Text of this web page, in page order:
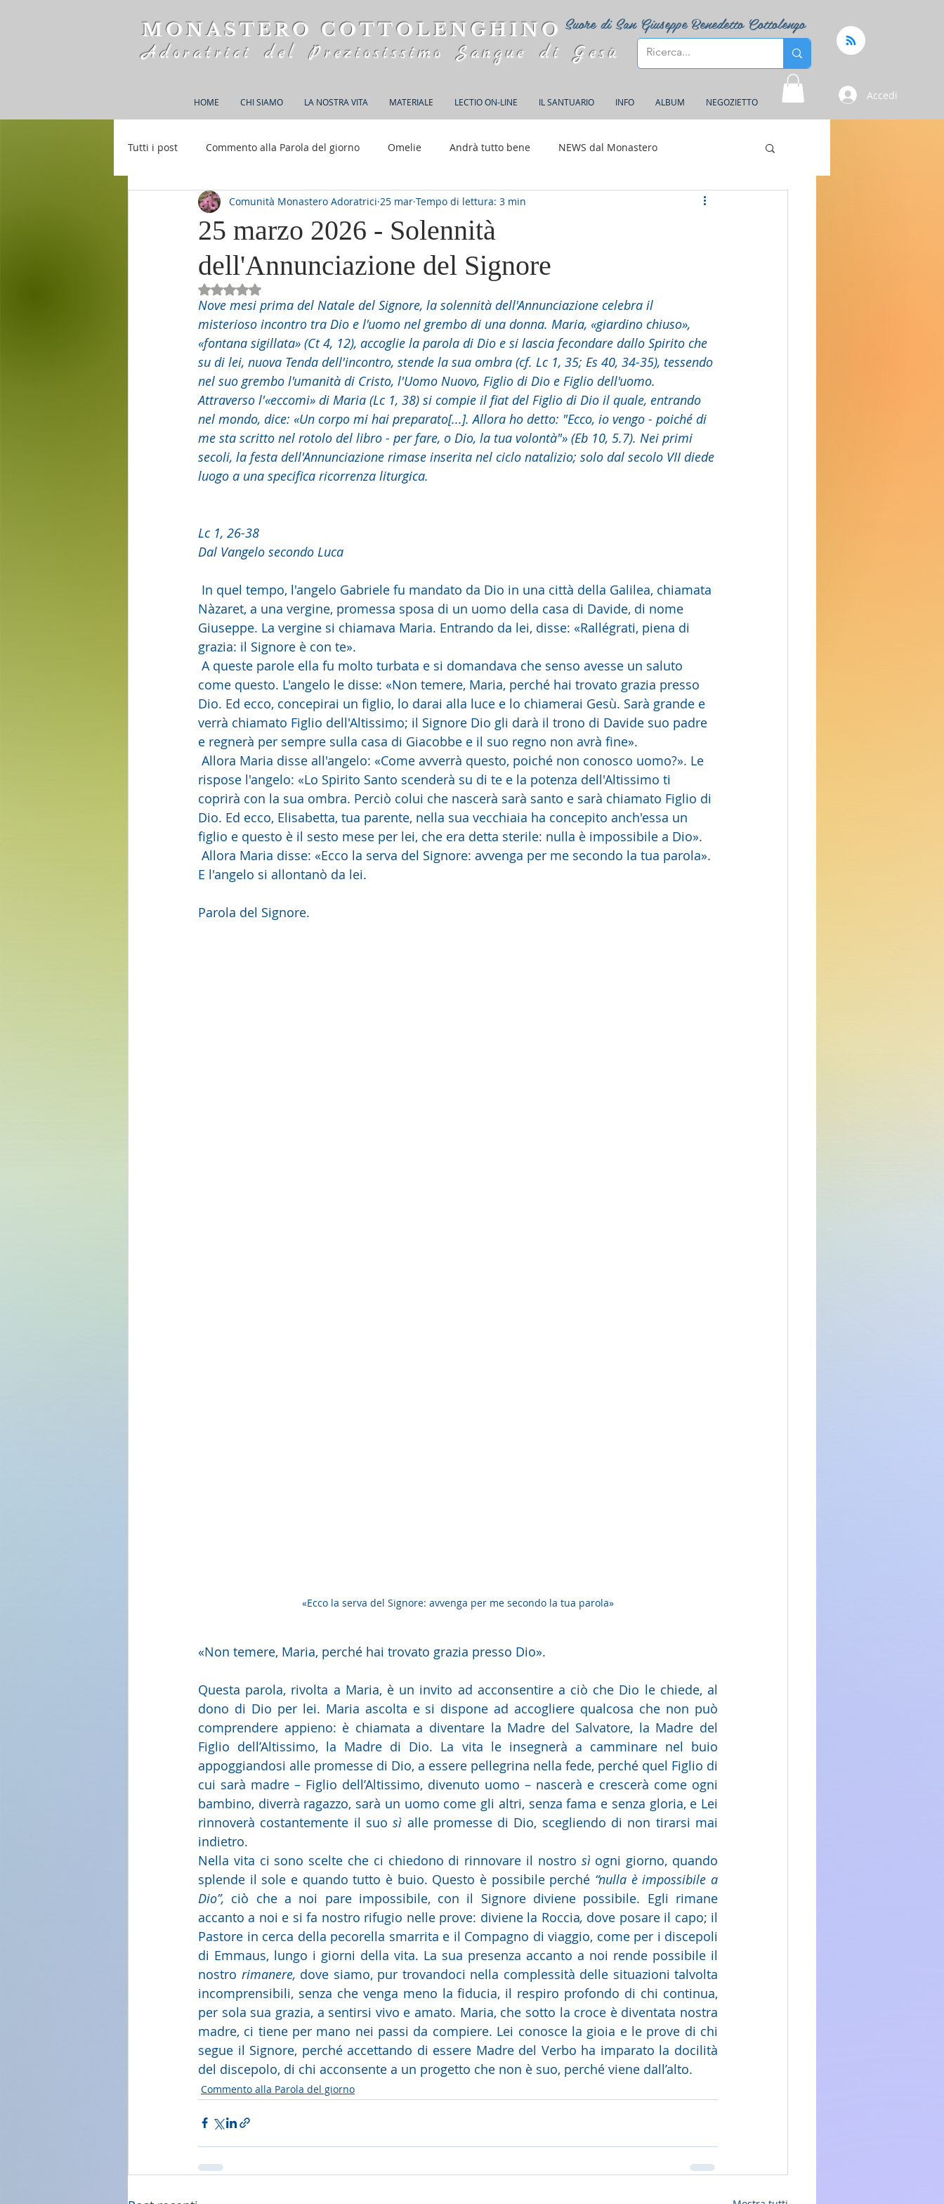
Suore di San Giuseppe Benedetto Cottolengo
MONASTERO COTTOLENGHINO
Adoratrici del Preziosissimo Sangue di Gesù
HOME CHI SIAMO LA NOSTRA VITA MATERIALE LECTIO ON-LINE IL SANTUARIO INFO ALBUM NEGOZIETTO
Accedi
Tutti i post Commento alla Parola del giorno Omelie Andrà tutto bene NEWS dal Monastero
Rifugio S. M. della Bellezza 150 anni di Adorazione
25 marzo 2026 - Solennità
dell'Annunciazione del Signore
Comunità Monastero Adoratrici 25 mar Tempo di lettura: 3 min
Valutazione NaN stelle su 5.
Nove mesi prima del Natale del Signore, la solennità dell'Annunciazione celebra il
misterioso incontro tra Dio e l'uomo nel grembo di una donna. Maria, «giardino chiuso»,
«fontana sigillata» (Ct 4, 12), accoglie la parola di Dio e si lascia fecondare dallo Spirito che
su di lei, nuova Tenda dell'incontro, stende la sua ombra (cf. Lc 1, 35; Es 40, 34-35), tessendo
nel suo grembo l'umanità di Cristo, l'Uomo Nuovo, Figlio di Dio e Figlio dell'uomo.
Attraverso l'«eccomi» di Maria (Lc 1, 38) si compie il fiat del Figlio di Dio il quale, entrando
nel mondo, dice: «Un corpo mi hai preparato[...]. Allora ho detto: "Ecco, io vengo - poiché di
me sta scritto nel rotolo del libro - per fare, o Dio, la tua volontà"» (Eb 10, 5.7). Nei primi
secoli, la festa dell'Annunciazione rimase inserita nel ciclo natalizio; solo dal secolo VII diede
luogo a una specifica ricorrenza liturgica.
Lc 1, 26-38
Dal Vangelo secondo Luca
Nàzaret, a una vergine, promessa sposa di un uomo della casa di Davide, di nome
Giuseppe. La vergine si chiamava Maria. Entrando da lei, disse: «Rallégrati, piena di
grazia: il Signore è con te».
A queste parole ella fu molto turbata e si domandava che senso avesse un saluto
come questo. L'angelo le disse: «Non temere, Maria, perché hai trovato grazia presso
Dio. Ed ecco, concepirai un figlio, lo darai alla luce e lo chiamerai Gesù. Sarà grande e
verrà chiamato Figlio dell'Altissimo; il Signore Dio gli darà il trono di Davide suo padre
e regnerà per sempre sulla casa di Giacobbe e il suo regno non avrà fine».
rispose l'angelo: «Lo Spirito Santo scenderà su di te e la potenza dell'Altissimo ti
coprirà con la sua ombra. Perciò colui che nascerà sarà santo e sarà chiamato Figlio di
Dio. Ed ecco, Elisabetta, tua parente, nella sua vecchiaia ha concepito anch'essa un
figlio e questo è il sesto mese per lei, che era detta sterile: nulla è impossibile a Dio».
Allora Maria disse: «Ecco la serva del Signore: avvenga per me secondo la tua parola».
E l'angelo si allontanò da lei.
Parola del Signore.
«Ecco la serva del Signore: avvenga per me secondo la tua parola»
«Non temere, Maria, perché hai trovato grazia presso Dio».
Questa parola, rivolta a Maria, è un invito ad acconsentire a ciò che Dio le chiede, al
dono di Dio per lei. Maria ascolta e si dispone ad accogliere qualcosa che non può
comprendere appieno: è chiamata a diventare la Madre del Salvatore, la Madre del
Figlio dell’Altissimo, la Madre di Dio. La vita le insegnerà a camminare nel buio
appoggiandosi alle promesse di Dio, a essere pellegrina nella fede, perché quel Figlio di
cui sarà madre – Figlio dell’Altissimo, divenuto uomo – nascerà e crescerà come ogni
bambino, diverrà ragazzo, sarà un uomo come gli altri, senza fama e senza gloria, e Lei
rinnoverà costantemente il suo sì alle promesse di Dio, scegliendo di non tirarsi mai
indietro.
Nella vita ci sono scelte che ci chiedono di rinnovare il nostro sì ogni giorno, quando
splende il sole e quando tutto è buio. Questo è possibile perché “nulla è impossibile a
Dio”, ciò che a noi pare impossibile, con il Signore diviene possibile. Egli rimane
accanto a noi e si fa nostro rifugio nelle prove: diviene la Roccia, dove posare il capo; il
Pastore in cerca della pecorella smarrita e il Compagno di viaggio, come per i discepoli
di Emmaus, lungo i giorni della vita. La sua presenza accanto a noi rende possibile il
nostro rimanere, dove siamo, pur trovandoci nella complessità delle situazioni talvolta
incomprensibili, senza che venga meno la fiducia, il respiro profondo di chi continua,
per sola sua grazia, a sentirsi vivo e amato. Maria, che sotto la croce è diventata nostra
madre, ci tiene per mano nei passi da compiere. Lei conosce la gioia e le prove di chi
segue il Signore, perché accettando di essere Madre del Verbo ha imparato la docilità
del discepolo, di chi acconsente a un progetto che non è suo, perché viene dall’alto.
Commento alla Parola del giorno